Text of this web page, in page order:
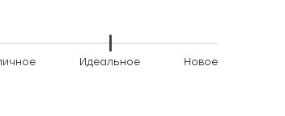
Идеальное Новое